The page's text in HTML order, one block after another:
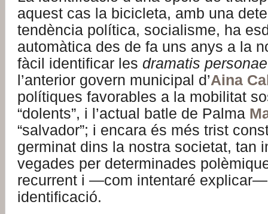
aquest cas la bicicleta, amb una
tendència política, socialisme, ha
automàtica des de fa uns anys a la
fàcil identificar les dramatis personae
l’anterior govern municipal d’Aina
polítiques favorables a la mobilitat
“dolents”, i l’actual batle de Palma
“salvador”; i encara és més trist
germinat dins la nostra societat, tan
vegades per determinades
recurrent i —com intentaré
identificació.